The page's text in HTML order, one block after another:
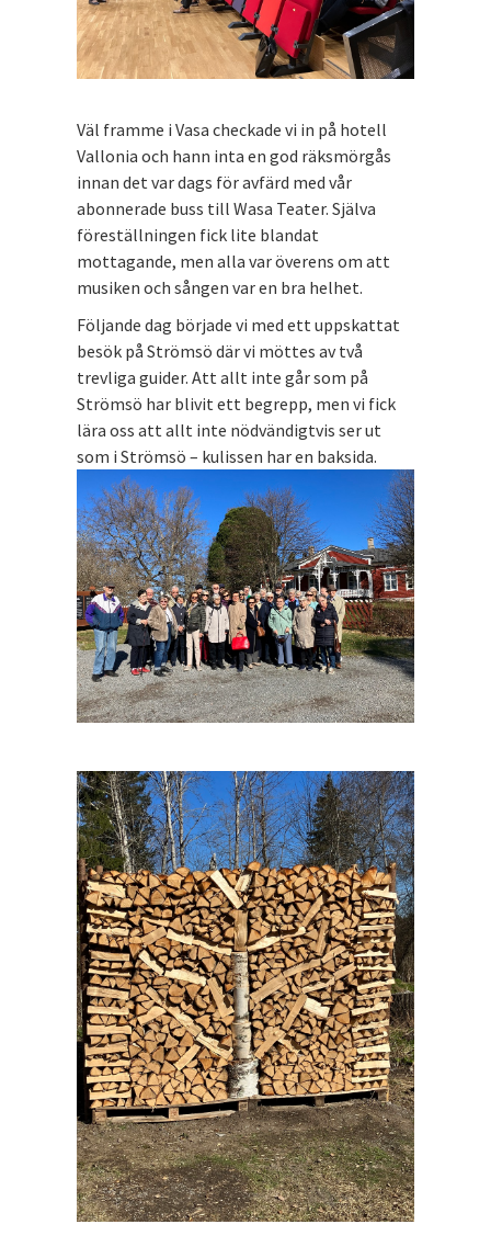
Väl framme i Vasa checkade vi in på hotell
Vallonia och hann inta en god räksmörgås
innan det var dags för avfärd med vår
abonnerade buss till Wasa Teater. Själva
föreställningen fick lite blandat
mottagande, men alla var överens om att
musiken och sången var en bra helhet.
Följande dag började vi med ett uppskattat
besök på Strömsö där vi möttes av två
trevliga guider. Att allt inte går som på
Strömsö har blivit ett begrepp, men vi fick
lära oss att allt inte nödvändigtvis ser ut
som i Strömsö – kulissen har en baksida.